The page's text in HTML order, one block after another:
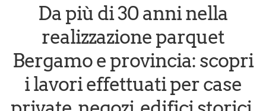
Da più di 30 anni nella
realizzazione parquet
Bergamo e provincia: scopri
i lavori effettuati per case